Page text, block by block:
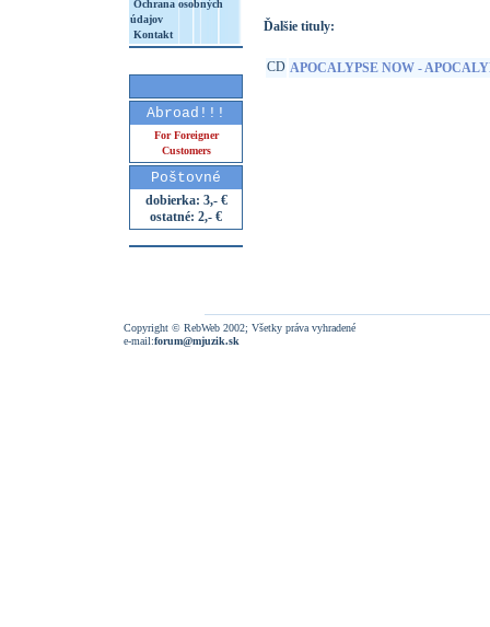
Ochrana osobných
údajov
Kontakt
Abroad!!!
For Foreigner
Customers
Poštovné
dobierka: 3,- €
ostatné: 2,- €
Ďalšie tituly:
CD APOCALYPSE NOW -
Copyright © RebWeb 2002; Všetky práva vyhradené
e-mail:forum@mjuzik.sk